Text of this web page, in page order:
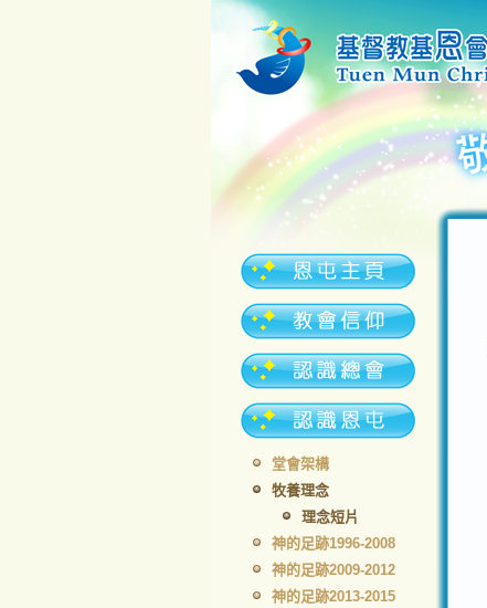
堂會架構
牧養理念
理念短片
神的足跡1996-2008
神的足跡2009-2012
神的足跡2013-2015